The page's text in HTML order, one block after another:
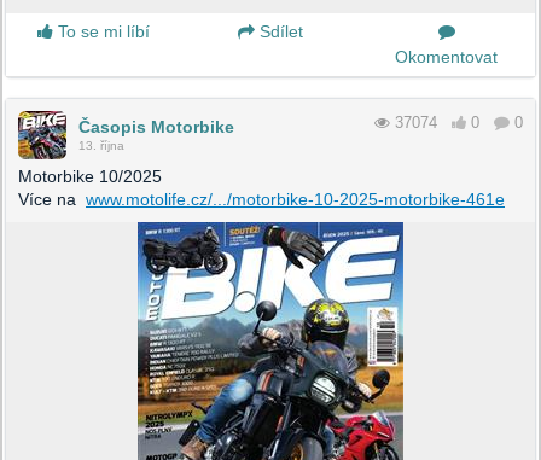
To se mi líbí
Sdílet
Okomentovat
Časopis Motorbike
13. října
37074 0 0
Motorbike 10/2025
Více na www.motolife.cz/.../motorbike-10-2025-motorbike-461e